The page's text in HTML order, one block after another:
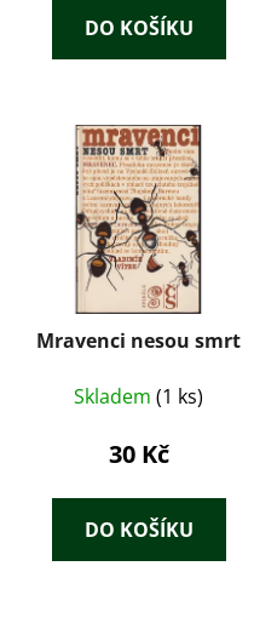
DO KOŠÍKU
Mravenci nesou smrt
Skladem (1 ks)
30 Kč
DO KOŠÍKU